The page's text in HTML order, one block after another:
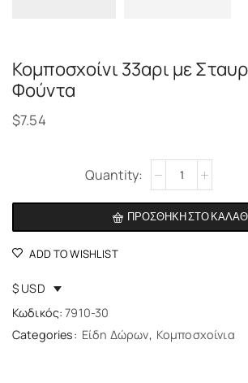
Κομποσχοίνι 33αρι με
Φούντα
$7.54
ΠΡΟΣΘΉΚΗ ΣΤΟ ΚΑΛΆΘΙ
Alternative:
ADD TO WISHLIST
$ USD
Κωδικός: 7910-30
Categories: Είδη Δώρων, Κομποσχοίνια